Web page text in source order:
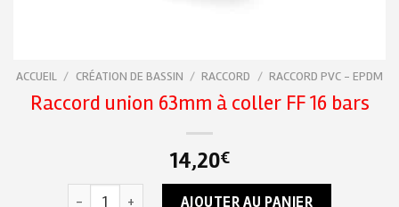
ACCUEIL / CRÉATION DE BASSIN / RACCORD / RACCORD PVC - EPDM
Raccord union 63mm à coller FF 16 bars
14,20€
quantité de Raccord union 63mm à coller FF 16 bars
AJOUTER AU PANIER